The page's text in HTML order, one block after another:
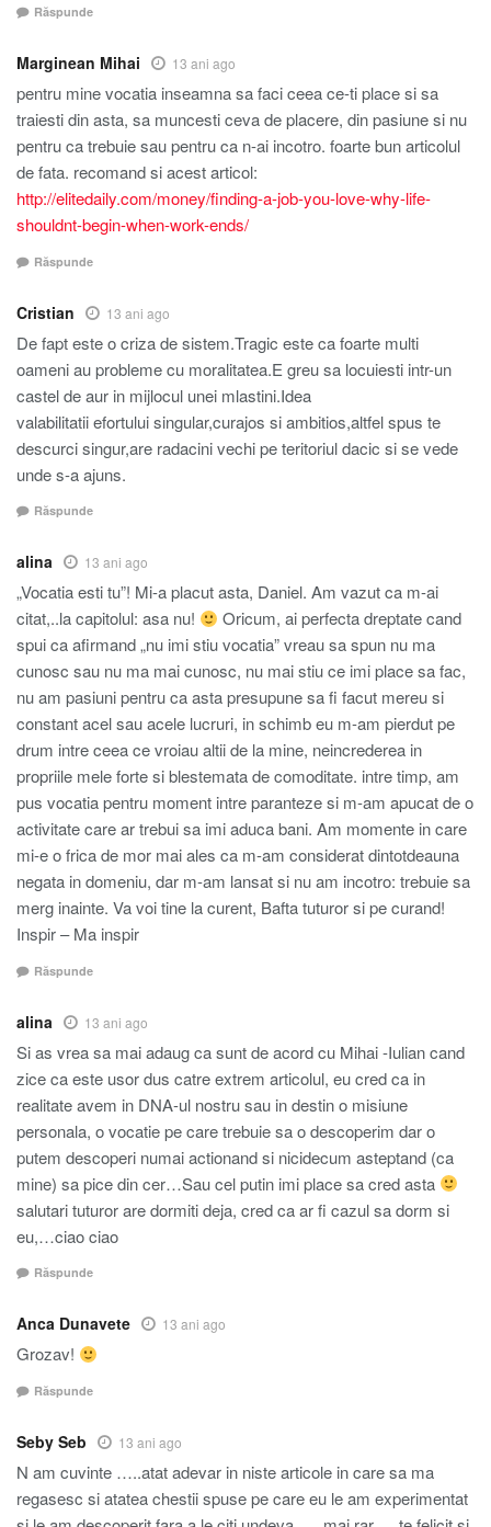
Răspunde
Marginean Mihai 13 ani ago
pentru mine vocatia inseamna sa faci ceea ce-ti place si sa
traiesti din asta, sa muncesti ceva de placere, din pasiune si nu
pentru ca trebuie sau pentru ca n-ai incotro. foarte bun articolul
de fata. recomand si acest articol:
http://elitedaily.com/money/finding-a-job-you-love-why-life-
shouldnt-begin-when-work-ends/
Răspunde
Cristian 13 ani ago
De fapt este o criza de sistem.Tragic este ca foarte multi
oameni au probleme cu moralitatea.E greu sa locuiesti intr-un
castel de aur in mijlocul unei mlastini.Idea
valabilitatii efortului singular,curajos si ambitios,altfel spus te
descurci singur,are radacini vechi pe teritoriul dacic si se vede
unde s-a ajuns.
Răspunde
alina 13 ani ago
„Vocatia esti tu”! Mi-a placut asta, Daniel. Am vazut ca m-ai
citat,..la capitolul: asa nu!
Oricum, ai perfecta dreptate cand
spui ca afirmand „nu imi stiu vocatia” vreau sa spun nu ma
cunosc sau nu ma mai cunosc, nu mai stiu ce imi place sa fac,
nu am pasiuni pentru ca asta presupune sa fi facut mereu si
constant acel sau acele lucruri, in schimb eu m-am pierdut pe
drum intre ceea ce vroiau altii de la mine, neincrederea in
propriile mele forte si blestemata de comoditate. intre timp, am
pus vocatia pentru moment intre paranteze si m-am apucat de o
activitate care ar trebui sa imi aduca bani. Am momente in care
mi-e o frica de mor mai ales ca m-am considerat dintotdeauna
negata in domeniu, dar m-am lansat si nu am incotro: trebuie sa
merg inainte. Va voi tine la curent, Bafta tuturor si pe curand!
Inspir – Ma inspir
Răspunde
alina 13 ani ago
Si as vrea sa mai adaug ca sunt de acord cu Mihai -Iulian cand
zice ca este usor dus catre extrem articolul, eu cred ca in
realitate avem in DNA-ul nostru sau in destin o misiune
personala, o vocatie pe care trebuie sa o descoperim dar o
putem descoperi numai actionand si nicidecum asteptand (ca
mine) sa pice din cer…Sau cel putin imi place sa cred asta
salutari tuturor are dormiti deja, cred ca ar fi cazul sa dorm si
eu,…ciao ciao
Răspunde
Anca Dunavete 13 ani ago
Grozav!
Răspunde
Seby Seb 13 ani ago
N am cuvinte …..atat adevar in niste articole in care sa ma
regasesc si atatea chestii spuse pe care eu le am experimentat